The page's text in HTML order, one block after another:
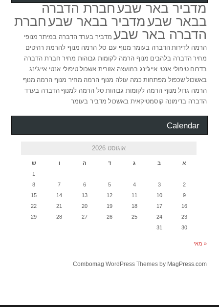
מדביר באר שבעחברת הדברה
בבאר שבעמדביר בבאר שבעחברת
הדברה באר שבע מדביר בערד הדברה במיתר מנופי
הרמה לדירות הדברה בעומר מנוף עם סל הרמה מנוף להרמת רהיטים
מחיר הדברה בלהבים מנוף הרמה לקומות גבוהות מחיר חברת הדברה
בדרום טיפולי אנטי אייג'ינג במועצה אזורית אשכול טיפולי אנטי אייג'ינג
באשכול שכפול מפתחות כמה עולה מנוף הרמה מחיר מנוף הרמה מנוף
הרמה גדול מנוף הרמה לקומות גבוהות סל הרמה למנוף הדברה בערד
הדברה בדימונה קוסמטיקאית באשכול מדביר בעומר
Calendar
אוגוסט 2026
א ב ג ד ה ו
ש
1
2
3
4
5
6
7
8
9
10
11
12
13
14
15
16
17
18
19
20
21
22
23
24
25
26
27
28
29
30
31
« מאי
Combomag WordPress Themesby MagPress.com